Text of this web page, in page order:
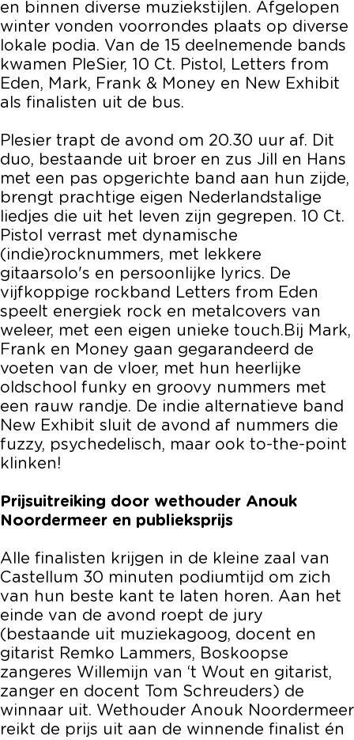
en binnen diverse muziekstijlen. Afgelopen
winter vonden voorrondes plaats op diverse
lokale podia. Van de 15 deelnemende bands
kwamen PleSier, 10 Ct. Pistol, Letters from
Eden, Mark, Frank & Money en New Exhibit
als finalisten uit de bus.
Plesier trapt de avond om 20.30 uur af. Dit
duo, bestaande uit broer en zus Jill en Hans
met een pas opgerichte band aan hun zijde,
brengt prachtige eigen Nederlandstalige
liedjes die uit het leven zijn gegrepen. 10 Ct.
Pistol verrast met dynamische
(indie)rocknummers, met lekkere
gitaarsolo's en persoonlijke lyrics. De
vijfkoppige rockband Letters from Eden
speelt energiek rock en metalcovers van
weleer, met een eigen unieke touch.Bij Mark,
Frank en Money gaan gegarandeerd de
voeten van de vloer, met hun heerlijke
oldschool funky en groovy nummers met
een rauw randje. De indie alternatieve band
New Exhibit sluit de avond af nummers die
fuzzy, psychedelisch, maar ook to-the-point
klinken!
Prijsuitreiking door wethouder Anouk
Noordermeer en publieksprijs
Alle finalisten krijgen in de kleine zaal van
Castellum 30 minuten podiumtijd om zich
van hun beste kant te laten horen. Aan het
einde van de avond roept de jury
(bestaande uit muziekagoog, docent en
gitarist Remko Lammers, Boskoopse
zangeres Willemijn van ‘t Wout en gitarist,
zanger en docent Tom Schreuders) de
winnaar uit. Wethouder Anouk Noordermeer
reikt de prijs uit aan de winnende finalist én